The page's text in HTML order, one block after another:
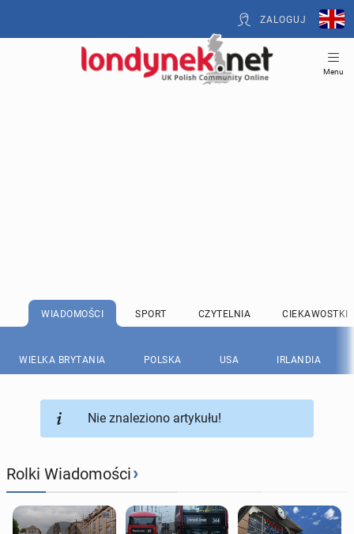
ZALOGUJ
Menu
WIADOMOŚCI SPORT CZYTELNIA CIEKAWOSTKI
WIELKA BRYTANIA POLSKA USA IRLANDIA
Nie znaleziono artykułu!
Rolki Wiadomości›